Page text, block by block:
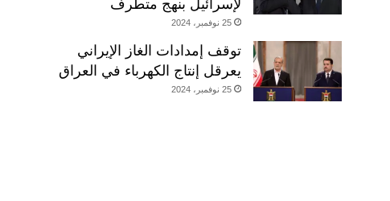
لإسرائيل بنهج متطرف
25 نوفمبر، 2024
توقف إمدادات الغاز الإيراني
يعرقل إنتاج الكهرباء في العراق
25 نوفمبر، 2024